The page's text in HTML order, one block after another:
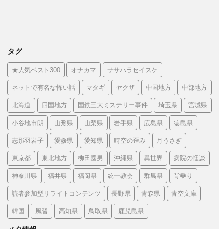
タグ
★人気ベスト300 オナカマ ササハラセイスケ
ネットで有名な怖い話 マタギ ヤクザ 中国地方 中部地方
北海道 四国地方 国鉄三大ミステリー事件 埼玉県 宮城県
小谷地市朗 山形県 山梨県 岩手県 広島県 徳島県
志那羽岩子 愛媛県 愛知県 時空の歪み 月うさぎ
東京都 東北地方 柳田國男 沖縄県 異世界 病院の怪談
神奈川県 福井県 福岡県 統一教会 群馬県 背乗り
読者参加型リライトコンテンツ 長野県 青森県 青空文庫
韓国 風習 高知県 鳥取県 鹿児島県